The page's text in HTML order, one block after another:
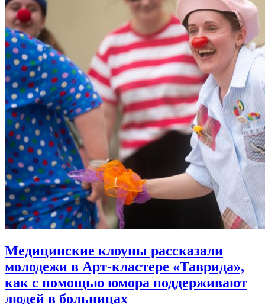
Медицинские клоуны рассказали
молодежи в Арт-кластере «Таврида»,
как с помощью юмора поддерживают
людей в больницах